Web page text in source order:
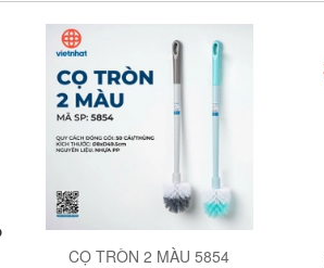
CỌ TRÒN 2 MÀU 5854